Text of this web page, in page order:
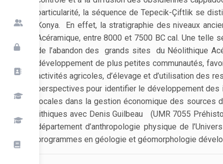
particularité, la séquence de Tepecik-Çiftlik se
Konya. En effet, la stratigraphie des niveaux
Acéramique, entre 8000 et 7500 BC cal. Une telle
de l’abandon des grands sites du Néolithique
développement de plus petites communautés,
activités agricoles, d’élevage et d’utilisation des
perspectives pour identifier le développement
locales dans la gestion économique des sources
lithiques avec Denis Guilbeau (UMR 7055
département d’anthropologie physique de
programmes en géologie et géomorphologie